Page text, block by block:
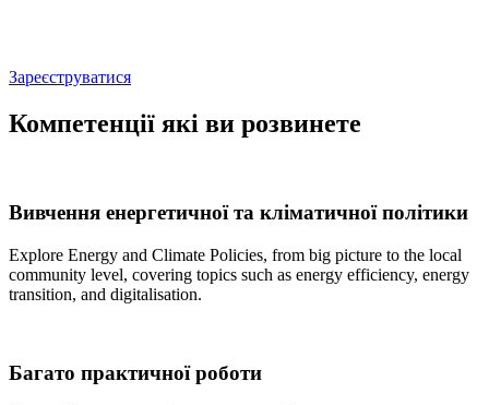
Зареєструватися
Компетенції які ви розвинете
Вивчення енергетичної та кліматичної політики
Explore Energy and Climate Policies, from big picture to the local
community level, covering topics such as energy efficiency, energy
transition, and digitalisation.
Багато практичної роботи